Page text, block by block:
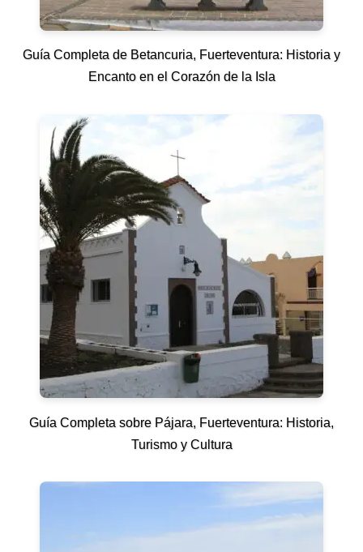
Guía Completa de Betancuria, Fuerteventura: Historia y
Encanto en el Corazón de la Isla
Guía Completa sobre Pájara, Fuerteventura: Historia,
Turismo y Cultura